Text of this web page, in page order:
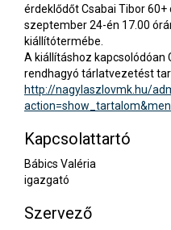
érdeklődőt Csabai Tibor
szeptember 24-én 17.00
kiállítótermébe.
A kiállításhoz kapcsolódóan
rendhagyó tárlatvezetést
http://nagylaszlovmk.hu/
Kapcsolattartó
Bábics Valéria
igazgató
Szervező